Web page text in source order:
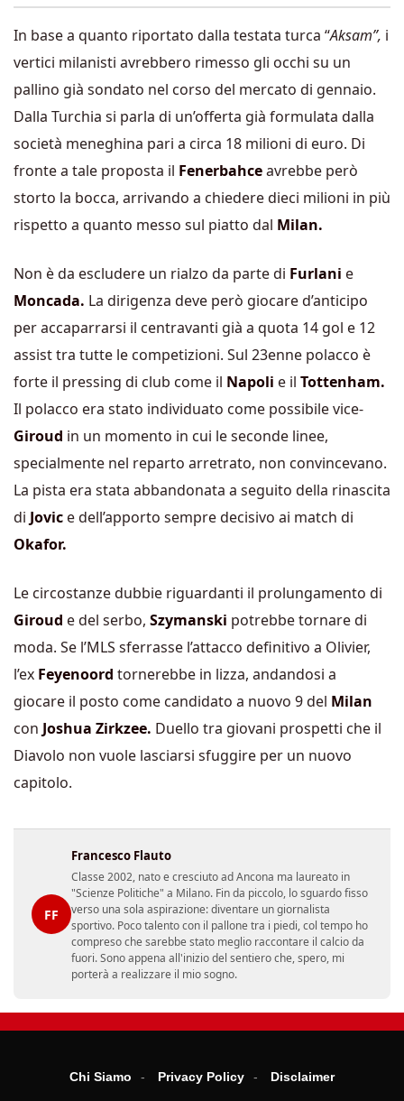
In base a quanto riportato dalla testata turca “Aksam”, i
vertici milanisti avrebbero rimesso gli occhi su un
pallino già sondato nel corso del mercato di gennaio.
Dalla Turchia si parla di un’offerta già formulata dalla
società meneghina pari a circa 18 milioni di euro. Di
fronte a tale proposta il Fenerbahceavrebbe però
storto la bocca, arrivando a chiedere dieci milioni in più
rispetto a quanto messo sul piatto dal Milan.
Non è da escludere un rialzo da parte di Furlani e
Moncada. La dirigenza deve però giocare d’anticipo
per accaparrarsi il centravanti già a quota 14 gol e 12
assist tra tutte le competizioni. Sul 23enne polacco è
forte il pressing di club come il Napoli e il Tottenham.
Il polacco era stato individuato come possibile vice-
Giroud in un momento in cui le seconde linee,
specialmente nel reparto arretrato, non convincevano.
La pista era stata abbandonata a seguito della rinascita
di Jovic e dell’apporto sempre decisivo ai match di
Okafor.
Le circostanze dubbie riguardanti il prolungamento di
Giroud e del serbo, Szymanski potrebbe tornare di
moda. Se l’MLS sferrasse l’attacco definitivo a Olivier,
l’ex Feyenoord tornerebbe in lizza, andandosi a
giocare il posto come candidato a nuovo 9 del Milan
con Joshua Zirkzee. Duello tra giovani prospetti che il
Diavolo non vuole lasciarsi sfuggire per un nuovo
capitolo.
FF
Francesco Flauto
Classe 2002, nato e cresciuto ad Ancona ma laureato in
"Scienze Politiche" a Milano. Fin da piccolo, lo sguardo fisso
verso una sola aspirazione: diventare un giornalista
sportivo. Poco talento con il pallone tra i piedi, col tempo ho
compreso che sarebbe stato meglio raccontare il calcio da
fuori. Sono appena all'inizio del sentiero che, spero, mi
porterà a realizzare il mio sogno.
Chi Siamo Privacy Policy Disclaimer